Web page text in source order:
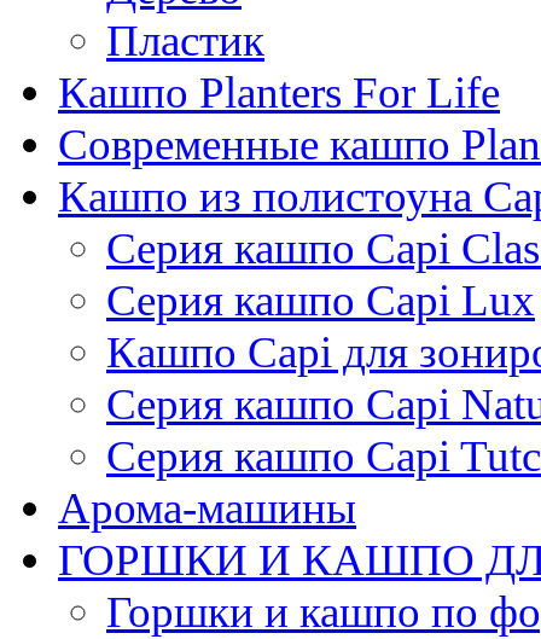
Пластик
Кашпо Planters For Life
Современные кашпо
Кашпо из полистоуна
Серия кашпо Capi
Серия кашпо Capi Lux
Кашпо Capi для
Серия кашпо Capi
Серия кашпо Capi
Арома-машины
ГОРШКИ И КАШПО
Горшки и кашпо по